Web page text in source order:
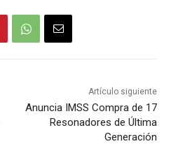
Artículo siguiente
Anuncia IMSS Compra de 17
Resonadores de Última
Generación